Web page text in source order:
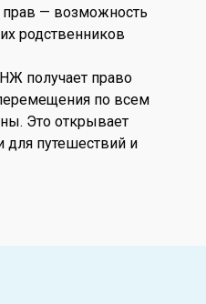
— возможность
родственников
получает право
по всем
Это открывает
путешествий и